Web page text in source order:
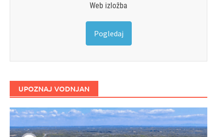
Web izložba
Pogledaj
UPOZNAJ VODNJAN